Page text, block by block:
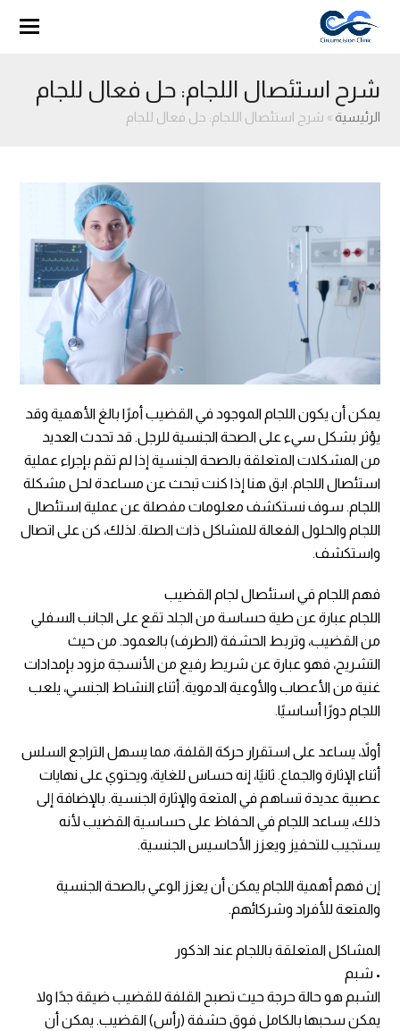
شرح استئصال اللجام: حل فعال للجام
الرئيسية » شرح استئصال اللجام: حل فعال للجام
يمكن أن يكون اللجام الموجود في القضيب أمرًا بالغ الأهمية وقد
يؤثر بشكل سيء على الصحة الجنسية للرجل. قد تحدث العديد
من المشكلات المتعلقة بالصحة الجنسية إذا لم تقم بإجراء عملية
استئصال اللجام. ابق هنا إذا كنت تبحث عن مساعدة لحل مشكلة
اللجام. سوف نستكشف معلومات مفصلة عن عملية استئصال
اللجام والحلول الفعالة للمشاكل ذات الصلة. لذلك، كن على اتصال
واستكشف.
فهم اللجام في استئصال لجام القضيب
اللجام عبارة عن طية حساسة من الجلد تقع على الجانب السفلي
من القضيب، وتربط الحشفة (الطرف) بالعمود. من حيث
التشريح، فهو عبارة عن شريط رفيع من الأنسجة مزود بإمدادات
غنية من الأعصاب والأوعية الدموية. أثناء النشاط الجنسي، يلعب
اللجام دورًا أساسيًا.
أولاً، يساعد على استقرار حركة القلفة، مما يسهل التراجع السلس
أثناء الإثارة والجماع. ثانيًا، إنه حساس للغاية، ويحتوي على نهايات
عصبية عديدة تساهم في المتعة والإثارة الجنسية. بالإضافة إلى
ذلك، يساعد اللجام في الحفاظ على حساسية القضيب لأنه
يستجيب للتحفيز ويعزز الأحاسيس الجنسية.
إن فهم أهمية اللجام يمكن أن يعزز الوعي بالصحة الجنسية
والمتعة للأفراد وشركائهم.
المشاكل المتعلقة باللجام عند الذكور
• شبم
الشبم هو حالة حرجة حيث تصبح القلفة للقضيب ضيقة جدًا ولا
يمكن سحبها بالكامل فوق حشفة (رأس) القضيب. يمكن أن